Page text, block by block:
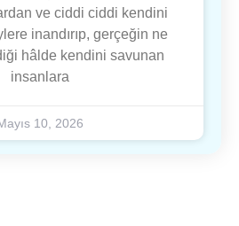
ve ciddi ciddi kendini
inandırıp, gerçeğin ne
hâlde kendini savunan
insanlara
10, 2026